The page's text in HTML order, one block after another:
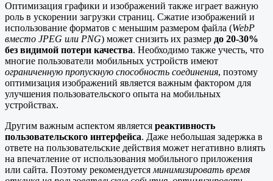
Оптимизация графики и изображений также играет важную
роль в ускорении загрузки страниц. Сжатие изображений и
использование форматов с меньшим размером файла (WebP
вместо JPEG или PNG) может снизить их размер до 20-30%
без видимой потери качества. Необходимо также учесть, что
многие пользователи мобильных устройств имеют
ограниченную пропускную способность соединения, поэтому
оптимизация изображений является важным фактором для
улучшения пользовательского опыта на мобильных
устройствах.
Другим важным аспектом является реактивность
пользовательского интерфейса. Даже небольшая задержка в
ответе на пользовательские действия может негативно влиять
на впечатление от использования мобильного приложения
или сайта. Поэтому рекомендуется минимизировать время